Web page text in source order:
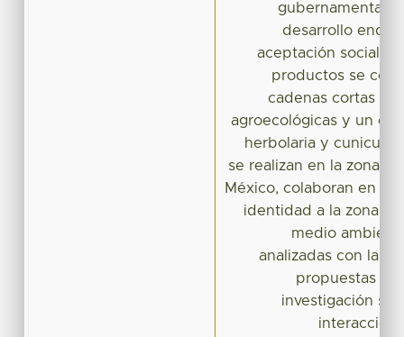
desarrollo
aceptación social,
productos se
cadenas cortas e
agroecológicas y un
herbolaria y
se realizan en la zona
México, colaboran en la
identidad a la zona y
medio
analizadas con las
propuestas en
investigación se
interacción